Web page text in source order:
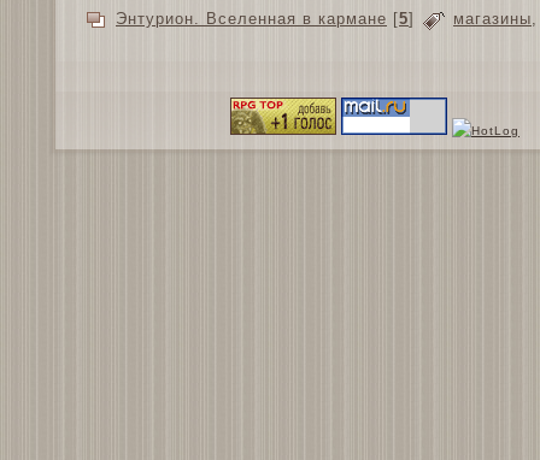
Энтурион. Вселенная в кармане [5] магазины